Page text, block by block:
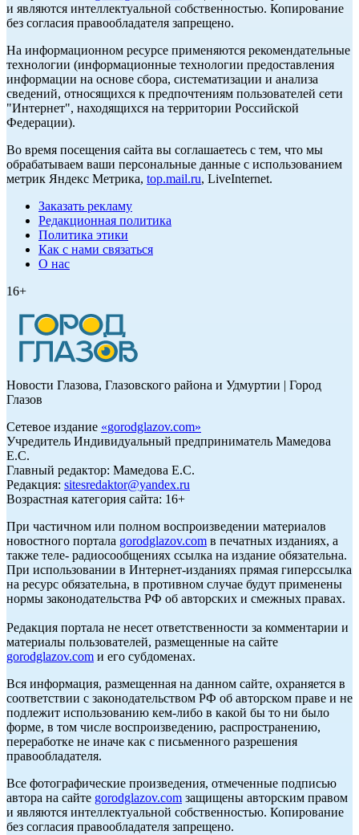
и являются интеллектуальной собственностью. Копирование
без согласия правообладателя запрещено.
На информационном ресурсе применяются рекомендательные
технологии (информационные технологии предоставления
информации на основе сбора, систематизации и анализа
сведений, относящихся к предпочтениям пользователей сети
"Интернет", находящихся на территории Российской
Федерации).
Во время посещения сайта вы соглашаетесь с тем, что мы
обрабатываем ваши персональные данные с использованием
метрик Яндекс Метрика, top.mail.ru, LiveInternet.
Заказать рекламу
Редакционная политика
Политика этики
Как с нами связаться
О нас
16+
Новости Глазова, Глазовского района и Удмуртии | Город
Глазов
Сетевое издание «gorodglazov.com»
Учредитель Индивидуальный предприниматель Мамедова
Е.С.
Главный редактор: Мамедова Е.С.
Редакция: sitesredaktor@yandex.ru
Возрастная категория сайта: 16+
При частичном или полном воспроизведении материалов
новостного портала gorodglazov.com в печатных изданиях, а
также теле- радиосообщениях ссылка на издание обязательна.
При использовании в Интернет-изданиях прямая гиперссылка
на ресурс обязательна, в противном случае будут применены
нормы законодательства РФ об авторских и смежных правах.
Редакция портала не несет ответственности за комментарии и
материалы пользователей, размещенные на сайте
gorodglazov.com и его субдоменах.
Вся информация, размещенная на данном сайте, охраняется в
соответствии с законодательством РФ об авторском праве и не
подлежит использованию кем-либо в какой бы то ни было
форме, в том числе воспроизведению, распространению,
переработке не иначе как с письменного разрешения
правообладателя.
Все фотографические произведения, отмеченные подписью
автора на сайте gorodglazov.com защищены авторским правом
и являются интеллектуальной собственностью. Копирование
без согласия правообладателя запрещено.